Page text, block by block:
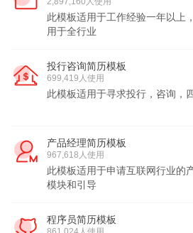
此模板适用于工作经验一年以上
用于全行业
投行咨询简历模板
699,419人使用
此模板适用于寻求投行，咨询，
产品经理简历模板
967,618人使用
此模板适用于申请互联网行业的
模块和引导
程序员简历模板